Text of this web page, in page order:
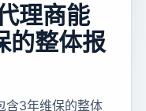
理商能
的整体报
含3年维保的整体